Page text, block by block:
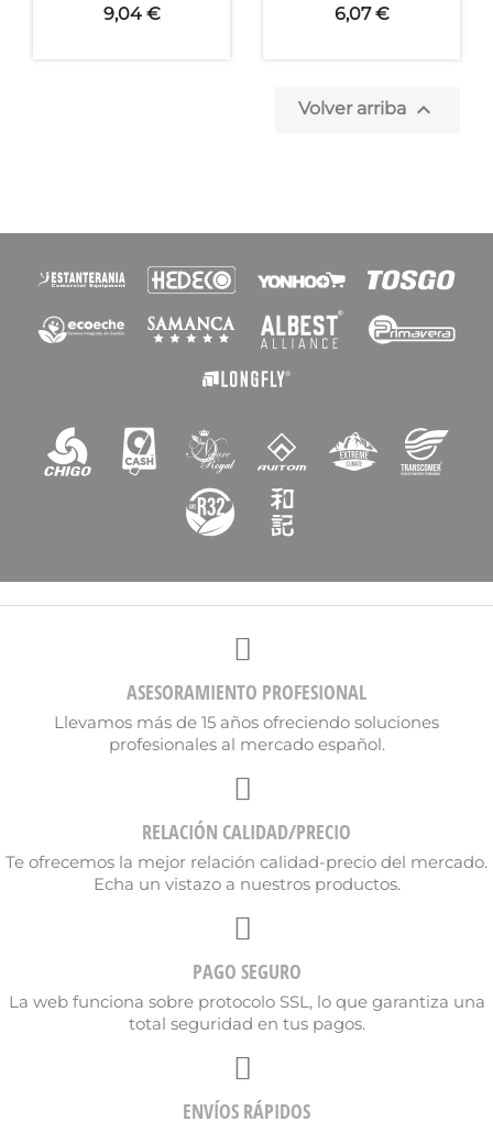
9,04 €
6,07 €
Volver arriba 
ASESORAMIENTO PROFESIONAL
Llevamos más de 15 años ofreciendo soluciones
profesionales al mercado español.
RELACIÓN CALIDAD/PRECIO
Te ofrecemos la mejor relación calidad-precio del mercado.
Echa un vistazo a nuestros productos.
PAGO SEGURO
La web funciona sobre protocolo SSL, lo que garantiza una
total seguridad en tus pagos.
ENVÍOS RÁPIDOS